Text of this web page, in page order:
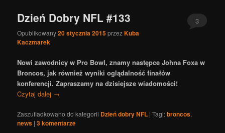
Dzień Dobry NFL #133
Opublikowany20 stycznia 2015przezKuba
Kaczmarek
3
Nowi zawodnicy w Pro Bowl, znamy następce Johna Foxa w
Broncos, jak również wyniki oglądalność finałów
konferencji. Zapraszamy na dzisiejsze wiadomości!
Czytaj dalej →
Zaszufladkowano do kategorii Dzień dobry NFL |Tagi:broncos,
news |3komentarze